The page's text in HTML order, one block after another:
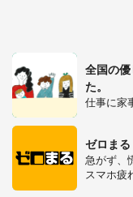
全国の
た。
仕事に家
ゼロまる
急がず、
スマホ疲